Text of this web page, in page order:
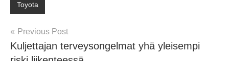
Toyota
Post
navigation
Previous Post
Kuljettajan terveysongelmat yhä yleisempi